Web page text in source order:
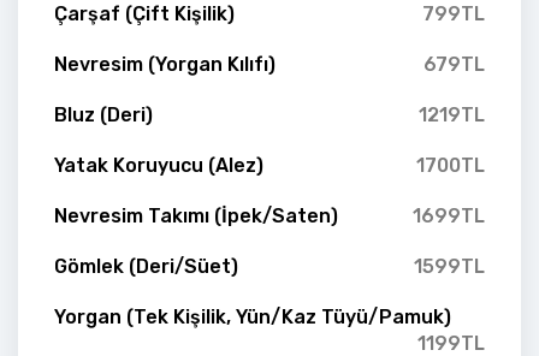
Çarşaf (Çift Kişilik) 799TL
Nevresim (Yorgan Kılıfı) 679TL
Bluz (Deri) 1219TL
Yatak Koruyucu (Alez) 1700TL
Nevresim Takımı (İpek/Saten) 1699TL
Gömlek (Deri/Süet) 1599TL
Yorgan (Tek Kişilik, Yün/Kaz Tüyü/Pamuk)
1199TL